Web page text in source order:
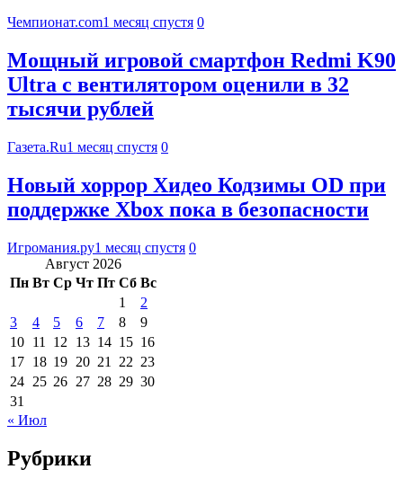
Чемпионат.com1 месяц спустя 0
Мощный игровой смартфон Redmi K90
Ultra с вентилятором оценили в 32
тысячи рублей
Газета.Ru1 месяц спустя 0
Новый хоррор Хидео Кодзимы OD при
поддержке Xbox пока в безопасности
Игромания.ру1 месяц спустя 0
Август 2026
Пн Вт Ср Чт Пт Сб Вс
1
2
3
4 5 6 7 8
9
10 11 12 13 14 15 16
17 18 19 20 21 22 23
24 25 26 27 28 29 30
31
« Июл
Рубрики